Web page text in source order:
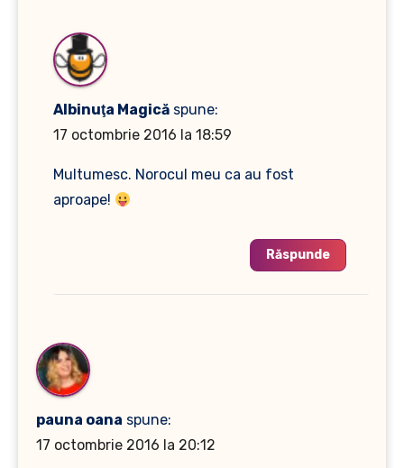
Albinuţa Magică spune:
17 octombrie 2016 la 18:59
Multumesc. Norocul meu ca au fost
aproape!
Răspunde
pauna oana spune:
17 octombrie 2016 la 20:12